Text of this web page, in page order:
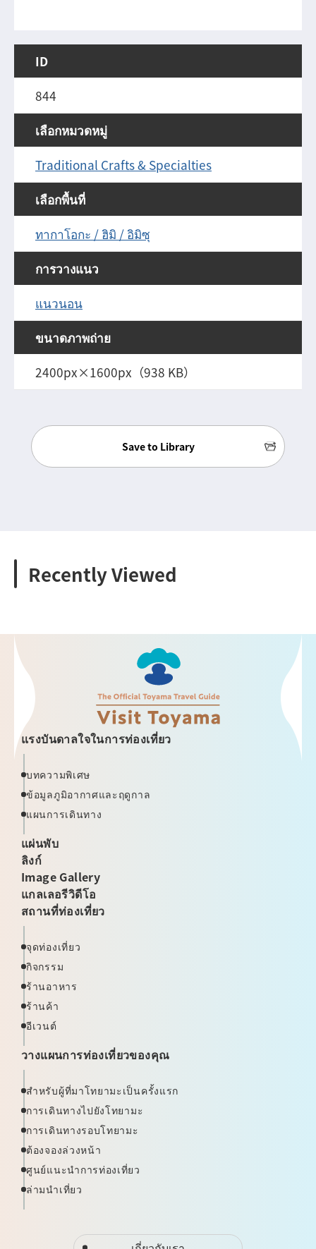
ID
844
เลือกหมวดหมู่
Traditional Crafts & Specialties
เลือกพื้นที่
ทากาโอกะ / ฮิมิ / อิมิซุ
การวางแนว
แนวนอน
ขนาดภาพถ่าย
2400px×1600px（938 KB）
Save to Library
Recently Viewed
แรงบันดาลใจในการท่องเที่ยว
บทความพิเศษ
ข้อมูลภูมิอากาศและฤดูกาล
แผนการเดินทาง
แผ่นพับ
ลิงก์
Image Gallery
แกลเลอรีวิดีโอ
สถานที่ท่องเที่ยว
จุดท่องเที่ยว
กิจกรรม
ร้านอาหาร
ร้านค้า
อีเวนต์
วางแผนการท่องเที่ยวของคุณ
สำหรับผู้ที่มาโทยามะเป็นครั้งแรก
การเดินทางไปยังโทยามะ
การเดินทางรอบโทยามะ
ต้องจองล่วงหน้า
ศูนย์แนะนำการท่องเที่ยว
ล่ามนำเที่ยว